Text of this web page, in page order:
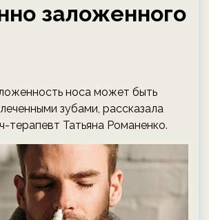
заложенного
носа может быть
зубами, рассказала
терапевт Татьяна Романенко.